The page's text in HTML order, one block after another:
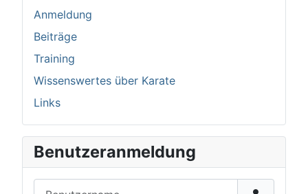
Anmeldung
Beiträge
Training
Wissenswertes über Karate
Links
Benutzeranmeldung